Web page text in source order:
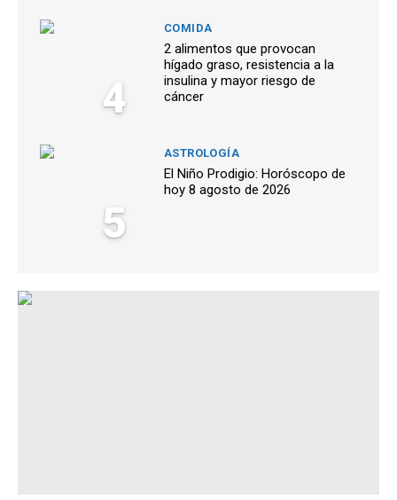
4
COMIDA
2 alimentos que provocan
hígado graso, resistencia a la
insulina y mayor riesgo de
cáncer
5
ASTROLOGÍA
El Niño Prodigio: Horóscopo de
hoy 8 agosto de 2026